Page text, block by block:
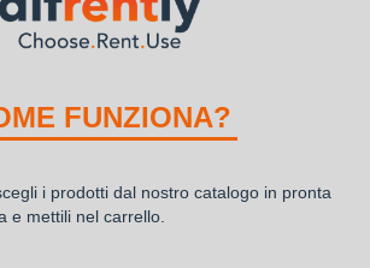
FUNZIONA?
i prodotti dal nostro catalogo in pronta
e mettili nel carrello.